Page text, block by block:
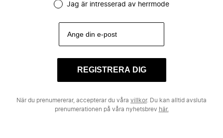
Jag är intresserad av herrmode
REGISTRERA DIG
När du prenumererar, accepterar du våra villkor. Du kan alltid avsluta
prenumerationen på våra nyhetsbrev här.